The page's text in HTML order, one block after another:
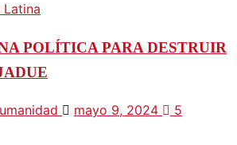
Latina
POLÍTICA PARA DESTRUIR
mayo 9, 2024 5